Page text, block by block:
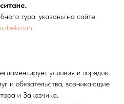
тура: указаны на сайте
условия и порядок
и обязательства, возникающие
и Заказчика.